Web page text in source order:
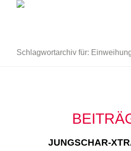
Schlagwortarchiv für:
JUNGSCHAR-